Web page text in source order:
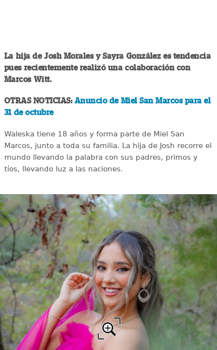
La hija de Josh Morales y Sayra González es tendencia
pues recientemente realizó una colaboración con
Marcos Witt.
OTRAS NOTICIAS: Anuncio de Miel San Marcos para el
31 de octubre
Waleska tiene 18 años y forma parte de Miel San
Marcos, junto a toda su familia. La hija de Josh recorre el
mundo llevando la palabra con sus padres, primos y
tíos, llevando luz a las naciones.